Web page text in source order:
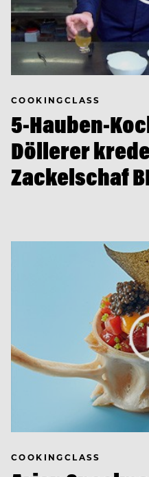
COOKINGCLASS
5-Hauben-
Döllerer
Zackelschaf
COOKINGCLASS